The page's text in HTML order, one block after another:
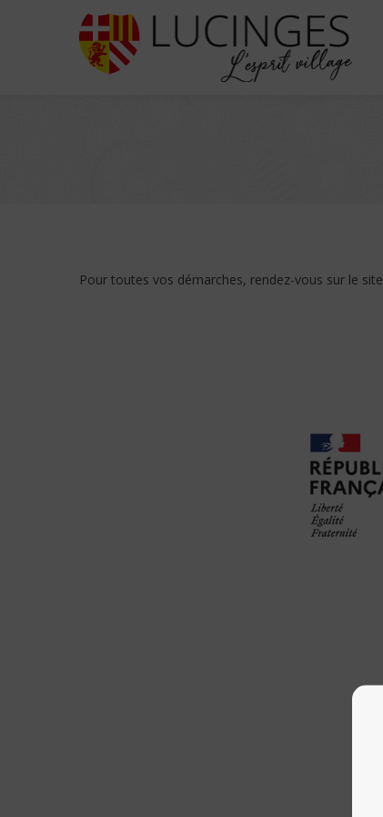
Pour toutes vos démarches, rendez-vous sur le site